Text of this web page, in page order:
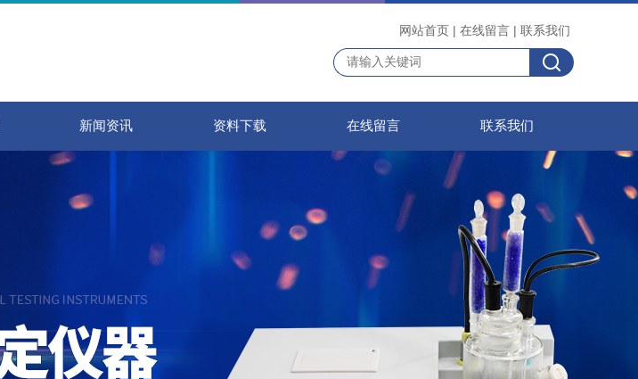
网站首页 | 在线留言 | 联系我们
新闻资讯 资料下载 在线留言 联系我们